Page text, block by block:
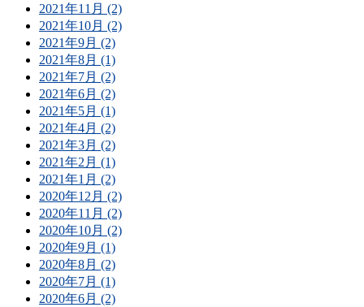
2021年11月 (2)
2021年10月 (2)
2021年9月 (2)
2021年8月 (1)
2021年7月 (2)
2021年6月 (2)
2021年5月 (1)
2021年4月 (2)
2021年3月 (2)
2021年2月 (1)
2021年1月 (2)
2020年12月 (2)
2020年11月 (2)
2020年10月 (2)
2020年9月 (1)
2020年8月 (2)
2020年7月 (1)
2020年6月 (2)